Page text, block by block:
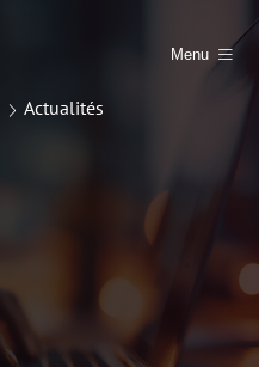
Menu
Actualités